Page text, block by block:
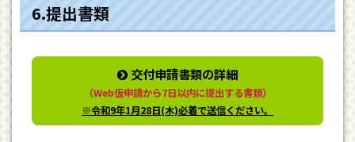
6.提出書類
交付申請書類の詳細
（Web仮申請から7日以内に提出する書類）
※令和9年1月28日(木)必着で送信ください。